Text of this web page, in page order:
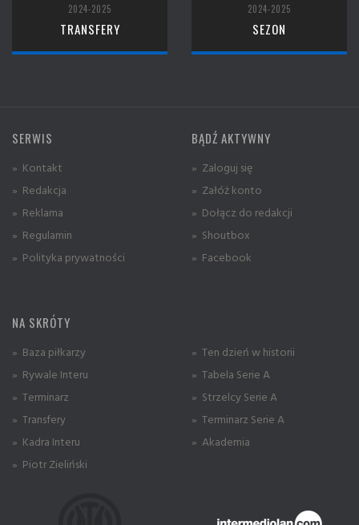
2024-2025
TRANSFERY
2024-2025
SEZON
SERWIS
» Kontakt
» Redakcja
» Reklama
» Regulamin
» Polityka prywatności
BĄDŹ AKTYWNY
» Zaloguj się
» Załóż konto
» Dołącz do redakcji
» Shoutbox
» Facebook
NA SKRÓTY
» Baza piłkarzy
» Rywale Interu
» Terminarz
» Transfery
» Kadra Interu
» Piotr Zieliński
» Ten dzień w historii
» Tabela Serie A
» Strzelcy Serie A
» Terminarz Serie A
» Akademia